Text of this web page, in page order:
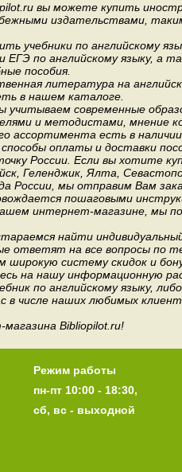
вы можете купить
издательствами,
учебники по английскому
ЕГЭ по английскому языку, а
пособия.
литература на
в нашем каталоге.
современные
и методистами, мнение
ассортимента есть в
оплаты и доставки
России. Если вы хотите
Геленджик, Ялта,
России, мы отправим Вам
пошаговыми
интернет-магазине, мы
найти
на все вопросы по
широкую систему скидок и
на нашу информационную
по английскому языку,
в числе наших любимых
Bibliopilot.ru!
Режим работы
пн-пт 10:00 - 18:30,
сб, вс - выходной